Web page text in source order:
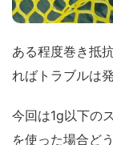
ある程度巻き抵
ればトラブルは
今回は1g以下の
を使った場合ど